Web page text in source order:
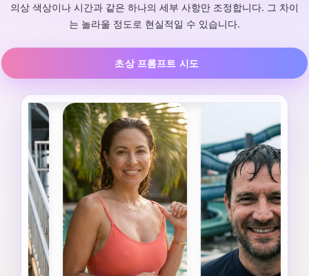
의상 색상이나 시간과 같은 하나의 세부 사항만 조정합니다. 그 차이
는 놀라울 정도로 현실적일 수 있습니다.
초상 프롬프트 시도